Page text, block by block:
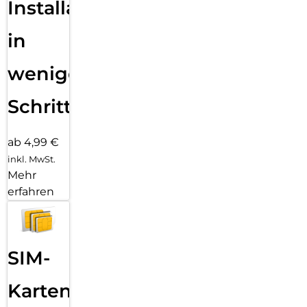
Echtzeit, deine Schlafqualität, den Blutsauerstoffgehalt und
hohen oder niedrigen Werten deiner Vitaldaten.
Tätige und empfange Bluetooth-Anrufe direkt über dein
Handgelenk, ohne dein Smartphone in die Hand nehmen zu
müssen. Nutze Zepp Flow, um deine Uhr per Sprachbefehl zu
steuern, und sende Sprachnachrichten-zu-Text-Antworten auf
Installation
in
wenigen
Schritten
ab 4,99 €
inkl. MwSt.
Mehr
erfahren
SIM-
Karten